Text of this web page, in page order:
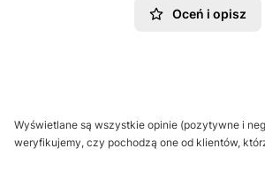
Oceń i opisz
Wyświetlane są wszystkie opinie (pozytywne i
weryfikujemy, czy pochodzą one od klientów,